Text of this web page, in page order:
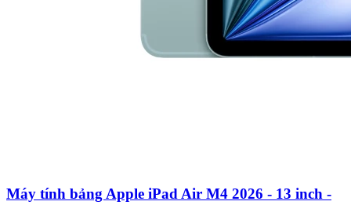
Máy tính bảng Apple iPad Air M4 2026 - 13 inch -